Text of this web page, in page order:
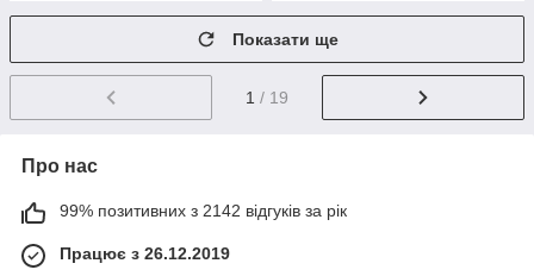
Показати ще
1 / 19
Про нас
99% позитивних з 2142 відгуків за рік
Працює з 26.12.2019